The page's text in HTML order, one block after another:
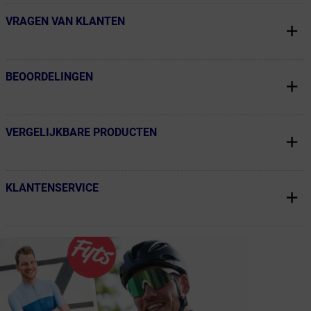
← Terug naar productnavigatie
VRAGEN VAN KLANTEN
← Terug naar productnavigatie
BEOORDELINGEN
← Terug naar productnavigatie
VERGELIJKBARE PRODUCTEN
← Terug naar productnavigatie
KLANTENSERVICE